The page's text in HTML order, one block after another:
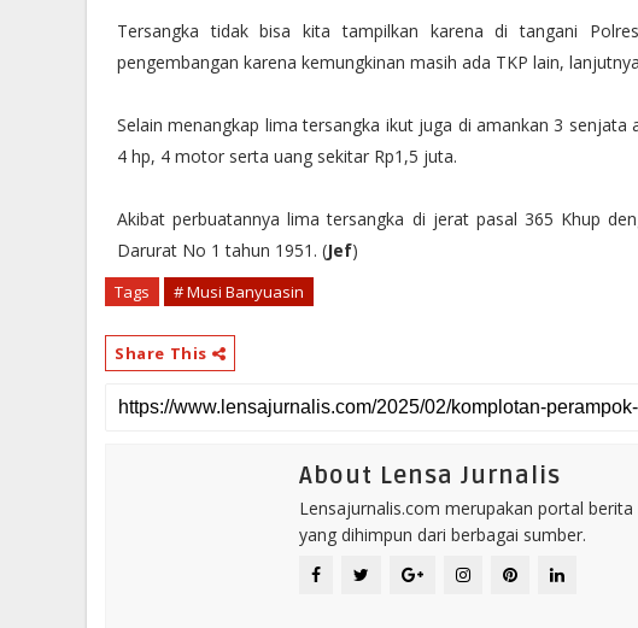
Tersangka tidak bisa kita tampilkan karena di tangani
pengembangan karena kemungkinan masih ada TKP lain,
Selain menangkap lima tersangka ikut juga di amankan 3
4 hp, 4 motor serta uang sekitar Rp1,5 juta.
Akibat perbuatannya lima tersangka di jerat pasal 365 Khup
Darurat No 1 tahun 1951. (Jef)
Tags # Musi Banyuasin
Share This
About Lensa Jurnalis
Lensajurnalis.com merupakan portal
yang dihimpun dari berbagai sumber.